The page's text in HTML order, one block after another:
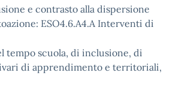
e contrasto alla dispersione
ESO4.6.A4.A Interventi di
tempo scuola, di inclusione, di
di apprendimento e territoriali,